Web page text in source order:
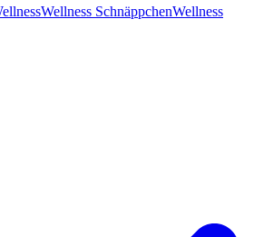
Wellness SchnäppchenWellness